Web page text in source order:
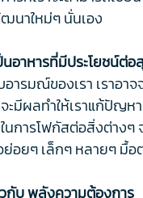
นาใหม่ๆ นั่นเอง
นอาหารที่มีประโยชน์ต่
ารมณ์ของเรา เราอ
ะมีผลทำให้เราแก้ปัญ
ในการโฟกัสต่อสิ่งต่า
อยๆ เล็กๆ หลายๆ มื้อ
กับ พลังความต้องการ